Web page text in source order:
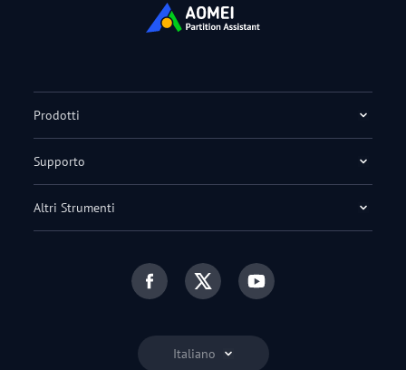
Italiano
Prodotti
Supporto
Altri Strumenti